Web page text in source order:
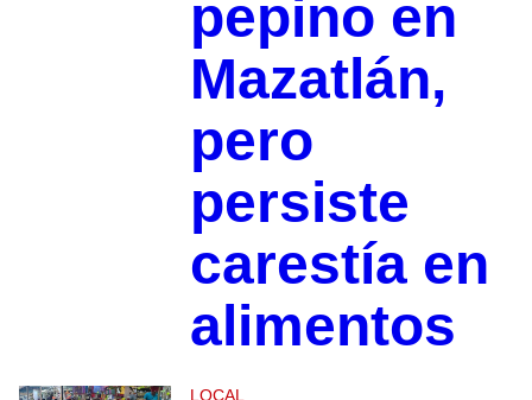
pepino en
Mazatlán,
pero
persiste
carestía en
alimentos
LOCAL